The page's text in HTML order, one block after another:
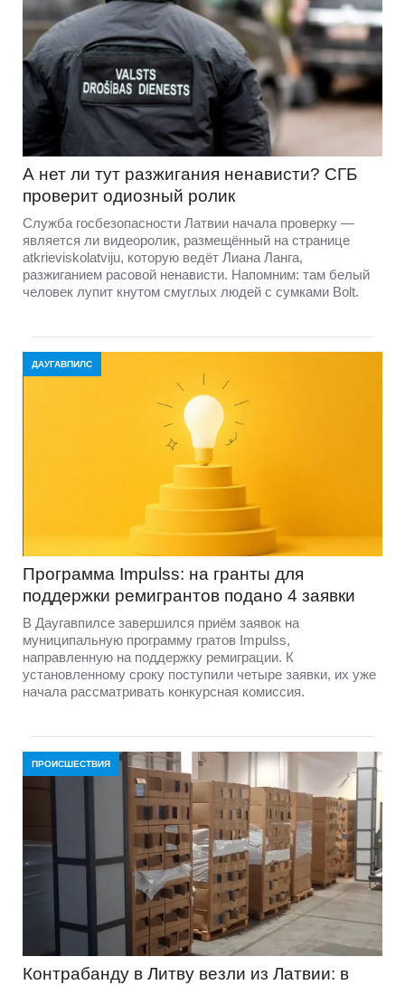
А нет ли тут разжигания ненависти? СГБ
проверит одиозный ролик
Служба госбезопасности Латвии начала проверку —
является ли видеоролик, размещённый на странице
atkrieviskolatviju, которую ведёт Лиана Ланга,
разжиганием расовой ненависти. Напомним: там белый
человек лупит кнутом смуглых людей с сумками Bolt.
ДАУГАВПИЛС
Программа Impulss: на гранты для
поддержки ремигрантов подано 4 заявки
В Даугавпилсе завершился приём заявок на
муниципальную программу гратов Impulss,
направленную на поддержку ремиграции. К
установленному сроку поступили четыре заявки, их уже
начала рассматривать конкурсная комиссия.
ПРОИСШЕСТВИЯ
Контрабанду в Литву везли из Латвии: в